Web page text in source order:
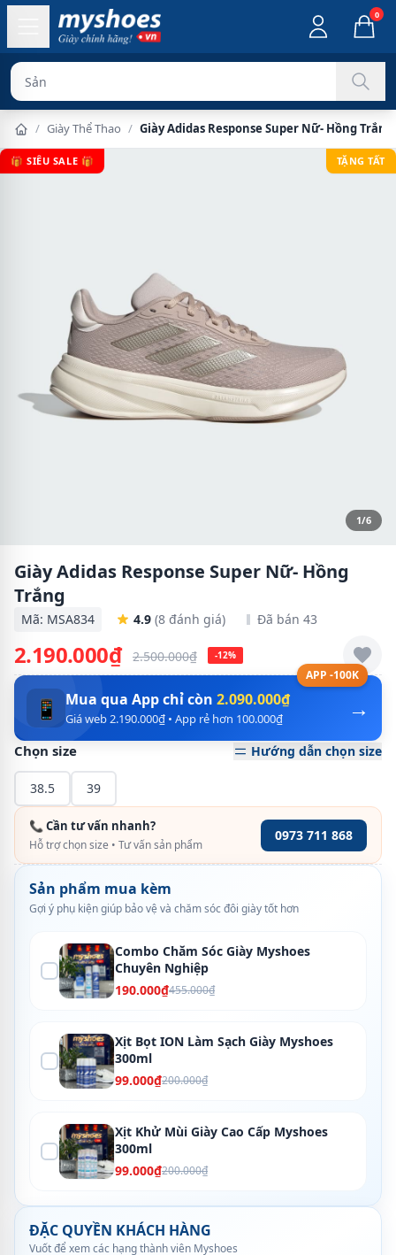
0
Sản phẩm chín
/ Giày Thể Thao / Giày Adidas Response Super Nữ- Hồng Trắng
🎁 SIÊU SALE 🎁 TẶNG TẤT
1/6
Giày Adidas Response Super Nữ- Hồng
Trắng
Mã: MSA834 4.9 (8 đánh giá) Đã bán 43
2.190.000₫ 2.500.000₫ -12%
APP -100K
→
📱 Mua qua App chỉ còn 2.090.000₫
Giá web 2.190.000₫ • App rẻ hơn 100.000₫
Chọn size Hướng dẫn chọn size
38.5 39
📞 Cần tư vấn nhanh?
Hỗ trợ chọn size • Tư vấn sản phẩm
0973 711 868
Sản phẩm mua kèm
Gợi ý phụ kiện giúp bảo vệ và chăm sóc đôi giày tốt hơn
Combo Chăm Sóc Giày Myshoes
Chuyên Nghiệp
190.000₫455.000₫
Xịt Bọt ION Làm Sạch Giày Myshoes
300ml
99.000₫200.000₫
Xịt Khử Mùi Giày Cao Cấp Myshoes
300ml
99.000₫200.000₫
ĐẶC QUYỀN KHÁCH HÀNG
Vuốt để xem các hạng thành viên Myshoes